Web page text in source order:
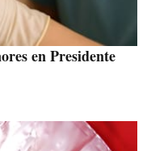
en Presidente